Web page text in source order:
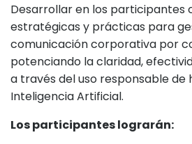
Desarrollar en los participantes
estratégicas y prácticas para
comunicación corporativa por
potenciando la claridad,
a través del uso responsable de
Inteligencia Artificial.
Los participantes lograrán: